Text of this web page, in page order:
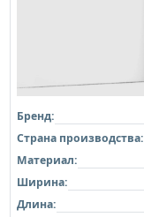
Бренд:
Страна производства:
Материал:
Ширина:
Длина: